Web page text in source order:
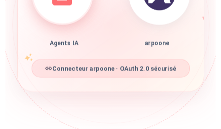
Agents IA arpoone
Connecteur arpoone · OAuth 2.0 sécurisé